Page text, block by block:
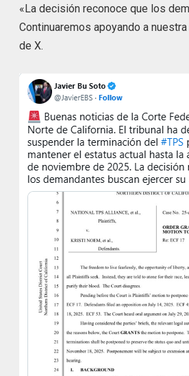
«La decisión reconoce que los
Continuaremos apoyando a
de X.